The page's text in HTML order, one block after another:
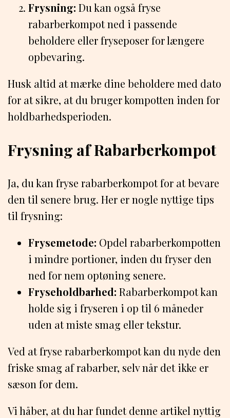
Frysning: Du kan også fryse
rabarberkompot ned i passende
beholdere eller fryseposer for længere
opbevaring.
Husk altid at mærke dine beholdere med dato
for at sikre, at du bruger kompotten inden for
holdbarhedsperioden.
Frysning af Rabarberkompot
Ja, du kan fryse rabarberkompot for at bevare
den til senere brug. Her er nogle nyttige tips
til frysning:
Frysemetode: Opdel rabarberkompotten
i mindre portioner, inden du fryser den
ned for nem optøning senere.
Fryseholdbarhed: Rabarberkompot kan
holde sig i fryseren i op til 6 måneder
uden at miste smag eller tekstur.
Ved at fryse rabarberkompot kan du nyde den
friske smag af rabarber, selv når det ikke er
sæson for dem.
Vi håber, at du har fundet denne artikel nyttig